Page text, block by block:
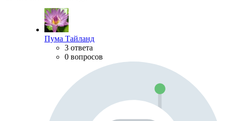
Пума Тайланд
3 ответа
0 вопросов